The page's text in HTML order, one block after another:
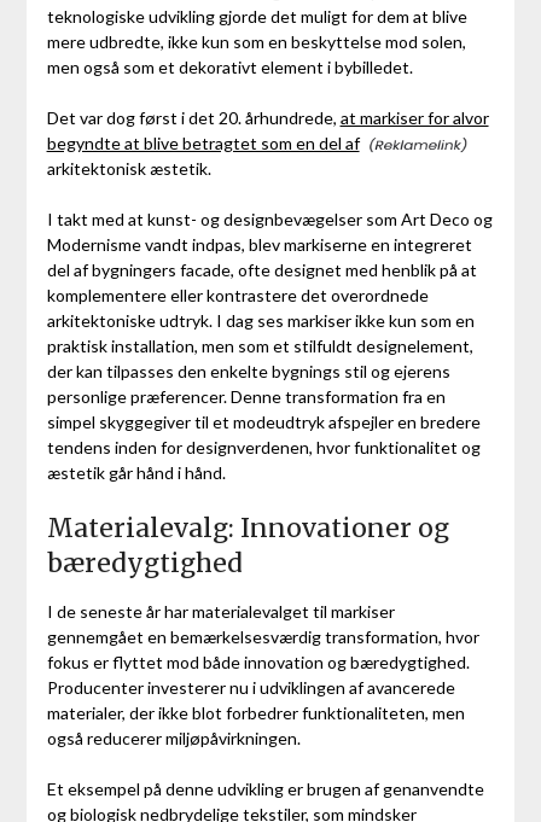
teknologiske udvikling gjorde det muligt for dem at blive
mere udbredte, ikke kun som en beskyttelse mod solen,
men også som et dekorativt element i bybilledet.
Det var dog først i det 20. århundrede, at markiser for alvor
begyndte at blive betragtet som en del af
arkitektonisk æstetik.
I takt med at kunst- og designbevægelser som Art Deco og
Modernisme vandt indpas, blev markiserne en integreret
del af bygningers facade, ofte designet med henblik på at
komplementere eller kontrastere det overordnede
arkitektoniske udtryk. I dag ses markiser ikke kun som en
praktisk installation, men som et stilfuldt designelement,
der kan tilpasses den enkelte bygnings stil og ejerens
personlige præferencer. Denne transformation fra en
simpel skyggegiver til et modeudtryk afspejler en bredere
tendens inden for designverdenen, hvor funktionalitet og
æstetik går hånd i hånd.
Materialevalg: Innovationer og
bæredygtighed
I de seneste år har materialevalget til markiser
gennemgået en bemærkelsesværdig transformation, hvor
fokus er flyttet mod både innovation og bæredygtighed.
Producenter investerer nu i udviklingen af avancerede
materialer, der ikke blot forbedrer funktionaliteten, men
også reducerer miljøpåvirkningen.
Et eksempel på denne udvikling er brugen af genanvendte
og biologisk nedbrydelige tekstiler, som mindsker